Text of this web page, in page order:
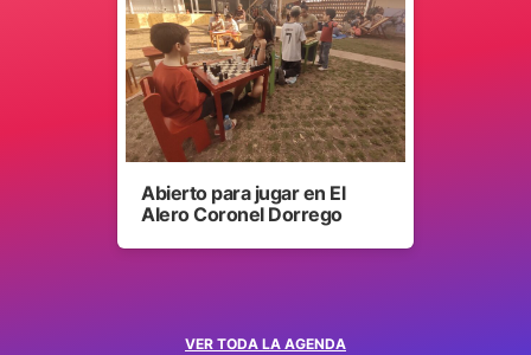
VER TODA LA AGENDA
Abierto para jugar en El
Alero Coronel Dorrego